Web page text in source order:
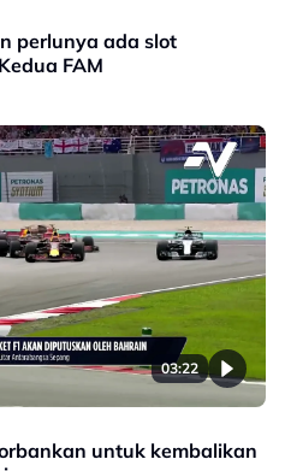
perlunya ada slot
FAM
03:22
untuk kembalikan